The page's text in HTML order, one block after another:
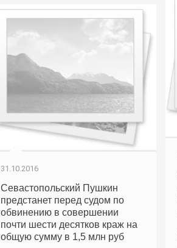
31.10.2016
Севастопольский Пушкин
предстанет перед судом по
обвинению в совершении
почти шести десятков краж на
общую сумму в 1,5 млн руб